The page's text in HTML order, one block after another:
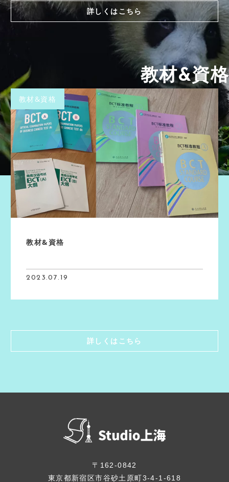
詳しくはこちら
教材&資格
教材&資格
教材&資格
2023.07.19
詳しくはこちら
〒162-0842
東京都新宿区市谷砂土原町3-4-1-618